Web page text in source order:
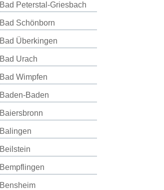
Bad Peterstal-Griesbach
Bad Schönborn
Bad Überkingen
Bad Urach
Bad Wimpfen
Baden-Baden
Baiersbronn
Balingen
Beilstein
Bempflingen
Bensheim